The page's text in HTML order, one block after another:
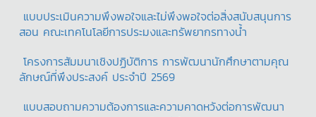
แบบประเมินความพึงพอใจและไม่พึงพอใจต่อสิ่งสนับสนุนการ
สอน คณะเทคโนโลยีการประมงและทรัพยากรทางน้ำ
โครงการสัมมนาเชิงปฏิบัติการ การพัฒนานักศึกษาตามคุณ
ลักษณ์ที่พึงประสงค์ ประจำปี 2569
แบบสอบถามความต้องการและความคาดหวังต่อการพัฒนา